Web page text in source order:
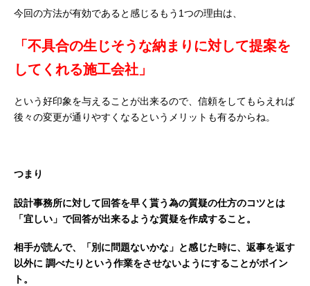
今回の方法が有効であると感じるもう1つの理由は、
「不具合の生じそうな納まりに対して提案を
してくれる施工会社」
という好印象を与えることが出来るので、信頼をしてもらえれば
後々の変更が通りやすくなるというメリットも有るからね。
つまり
設計事務所に対して回答を早く貰う為の質疑の仕方のコツとは
「宜しい」で回答が出来るような質疑を作成すること。
相手が読んで、「別に問題ないかな」と感じた時に、返事を返す
以外に 調べたりという作業をさせないようにすることがポイン
ト。